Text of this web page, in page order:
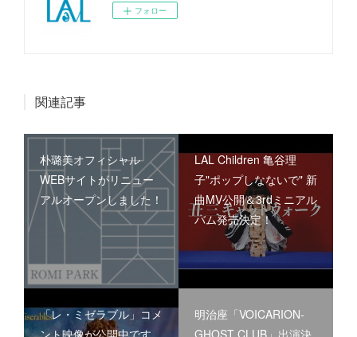
フォロー
関連記事
朴璐美オフィシャル
WEBサイトがリニュー
アルオープンしました！
LAL Children 亀谷理
子"ポップしなないで" 新
曲MV公開＆3rdミニアル
バム発売決定！
「レ・ミゼラブル」コメ
ント映像が公開中です
明治座「VOICARION-
GHOST CLUB」出演決